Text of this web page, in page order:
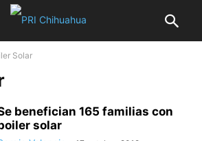
Solar
benefician 165 familias con
solar